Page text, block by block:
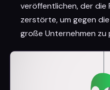
veröffentlichen, der
zerstörte, um gegen
große Unternehmen